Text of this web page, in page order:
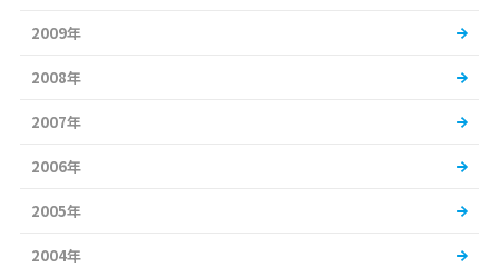
2009年
2008年
2007年
2006年
2005年
2004年